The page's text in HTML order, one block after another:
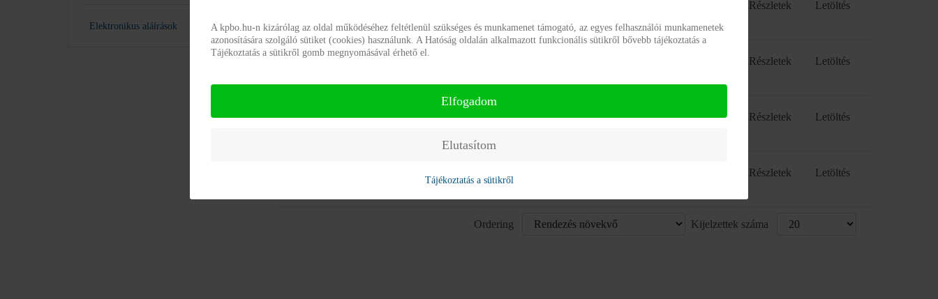
Elektronikus aláírások
mukodesi engedely_20240508135720.pdf
Letöltés
Részletek
Ügyrend 2025
Letöltés
Részletek
Adatvédelmi és adatbiztonsági szabályzat
Letöltés
Részletek
Letöltés
Részletek
Ordering Kijelzettek száma
A kpbo.hu-n kizárólag az oldal működéséhez feltétlenül szükséges és munkamenet támogató, az egyes felhasználói munkamenetek
azonosítására szolgáló sütiket (cookies) használunk. A Hatóság oldalán alkalmazott funkcionális sütikről bővebb tájékoztatás a
Tájékoztatás a sütikről gomb megnyomásával érhető el.
Elfogadom
Elutasítom
Tájékoztatás a sütikről